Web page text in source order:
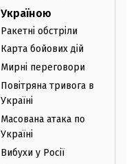
Україною
Ракетні обстріли
Карта бойових дій
Мирні переговори
Повітряна тривога в
Україні
Масована атака по
Україні
Вибухи у Росії